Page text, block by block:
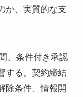
か、実質的な支
、条件付き承認
する。契約締結
除条件、情報開